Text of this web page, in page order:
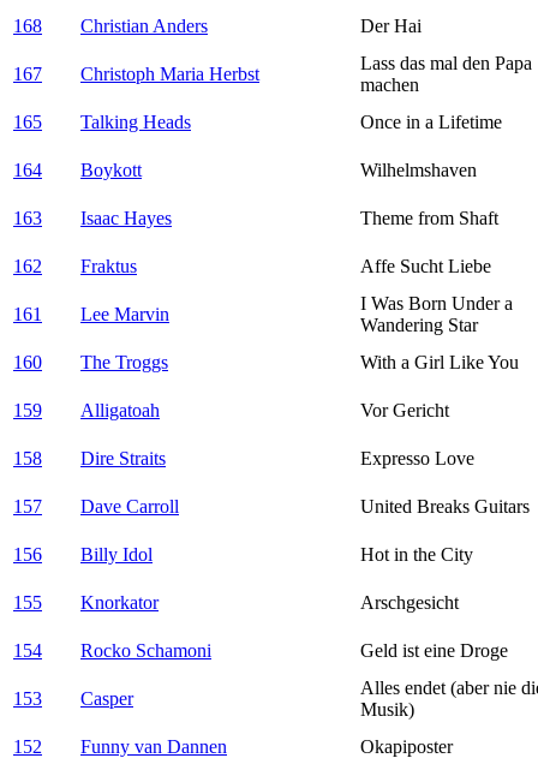
168 Christian Anders Der Hai
167 Christoph Maria Herbst
Lass das mal den Papa
machen
165
Talking Heads Once in a Lifetime
164 Boykott Wilhelmshaven
163 Isaac Hayes Theme from Shaft
162 Fraktus Affe Sucht Liebe
161 Lee Marvin
I Was Born Under a
Wandering Star
160
The Troggs With a Girl Like You
159 Alligatoah Vor Gericht
158 Dire Straits Expresso Love
157 Dave Carroll United Breaks Guitars
156 Billy Idol Hot in the City
155 Knorkator Arschgesicht
154 Rocko Schamoni Geld ist eine Droge
153 Casper
Alles endet (aber nie
Musik)
152
Funny van Dannen Okapiposter